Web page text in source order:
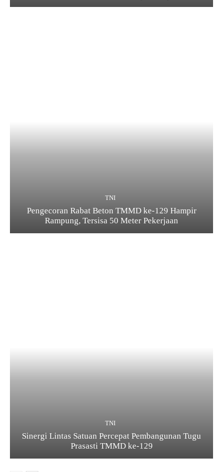
TNI
Pengecoran Rabat Beton TMMD ke-129 Hampir
Rampung, Tersisa 50 Meter Pekerjaan
TNI
Sinergi Lintas Satuan Percepat Pembangunan Tugu
Prasasti TMMD ke-129